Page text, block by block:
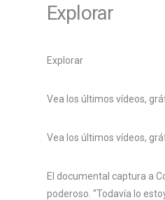
Explorar
Explorar
Vea los últimos vídeos,
Vea los últimos vídeos,
El documental captura a
poderoso. “Todavía lo